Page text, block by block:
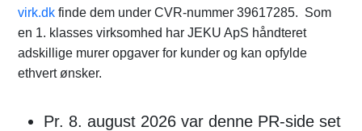
virk.dk finde dem under CVR-nummer 39617285. Som
en 1. klasses virksomhed har JEKU ApS håndteret
adskillige murer opgaver for kunder og kan opfylde
ethvert ønsker.
Pr. 8. august 2026 var denne PR-side set